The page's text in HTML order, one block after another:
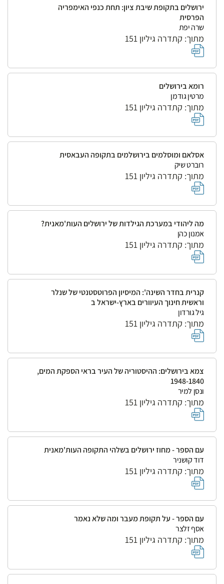
ירושלים בתקופת שיבת ציון: תחת כנפי האימפריה
הפרסית
שרה יפת
מתוך: קתדרה גיליון 151
רומא בירושלים
מרטין גודמן
מתוך: קתדרה גיליון 151
אסלאם ומוסלמים בירושלמים בתקופה העבאסית
רוברט שיק
מתוך: קתדרה גיליון 151
מה ליהודי במערכת הגילדות של ירושלים העות'מאנית?
אמנון כהן
מתוך: קתדרה גיליון 151
קנרית בחדר השינה': המיסיון הפרוטסטנטי של שנלר
וראשית חינוך העיוורים בארץ-ישראל ב
גיל גורדון
מתוך: קתדרה גיליון 151
צמא בירושלים: ההיסטוריה של העיר בראי הספקת המים,
1948-1840
ונסן למיר
מתוך: קתדרה גיליון 151
עם הספר - מחוז ירושלים בשלהי התקופה העות'מאנית
דוד קושניר
מתוך: קתדרה גיליון 151
עם הספר - על תקופת מעבר ומה שלא נאמר
אסף זלצר
מתוך: קתדרה גיליון 151